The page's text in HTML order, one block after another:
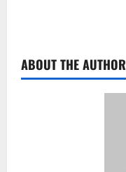
ABOUT THE AUTHOR